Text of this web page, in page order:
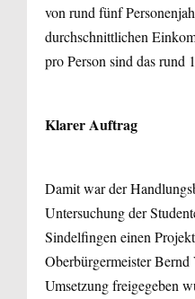
von rund fünf
durchschnittlichen
pro Person sind das rund
Klarer Auftrag
Damit war der
Untersuchung der
Sindelfingen einen
Oberbürgermeister
Umsetzung freigegeben